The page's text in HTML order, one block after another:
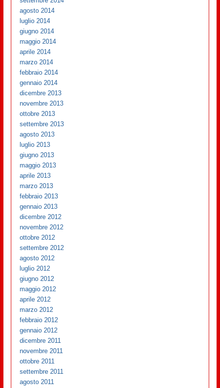
agosto 2014
luglio 2014
giugno 2014
maggio 2014
aprile 2014
marzo 2014
febbraio 2014
gennaio 2014
dicembre 2013
novembre 2013
ottobre 2013
settembre 2013
agosto 2013
luglio 2013
giugno 2013
maggio 2013
aprile 2013
marzo 2013
febbraio 2013
gennaio 2013
dicembre 2012
novembre 2012
ottobre 2012
settembre 2012
agosto 2012
luglio 2012
giugno 2012
maggio 2012
aprile 2012
marzo 2012
febbraio 2012
gennaio 2012
dicembre 2011
novembre 2011
ottobre 2011
settembre 2011
agosto 2011